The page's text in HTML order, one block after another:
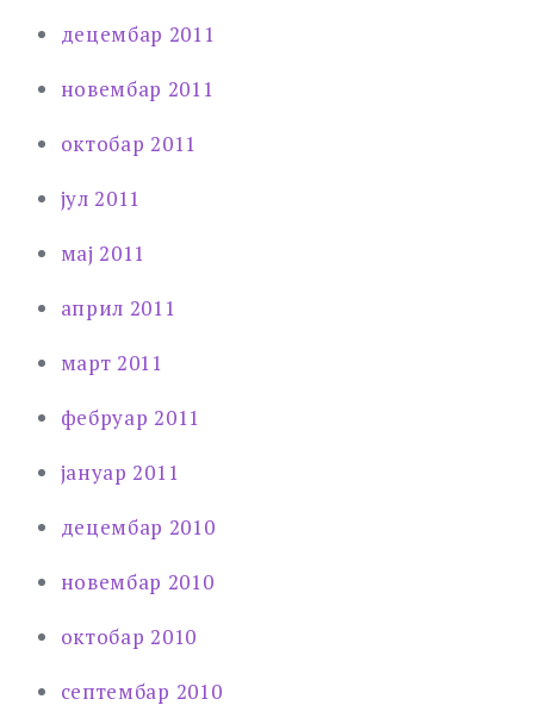
децембар 2011
новембар 2011
октобар 2011
јул 2011
мај 2011
април 2011
март 2011
фебруар 2011
јануар 2011
децембар 2010
новембар 2010
октобар 2010
септембар 2010